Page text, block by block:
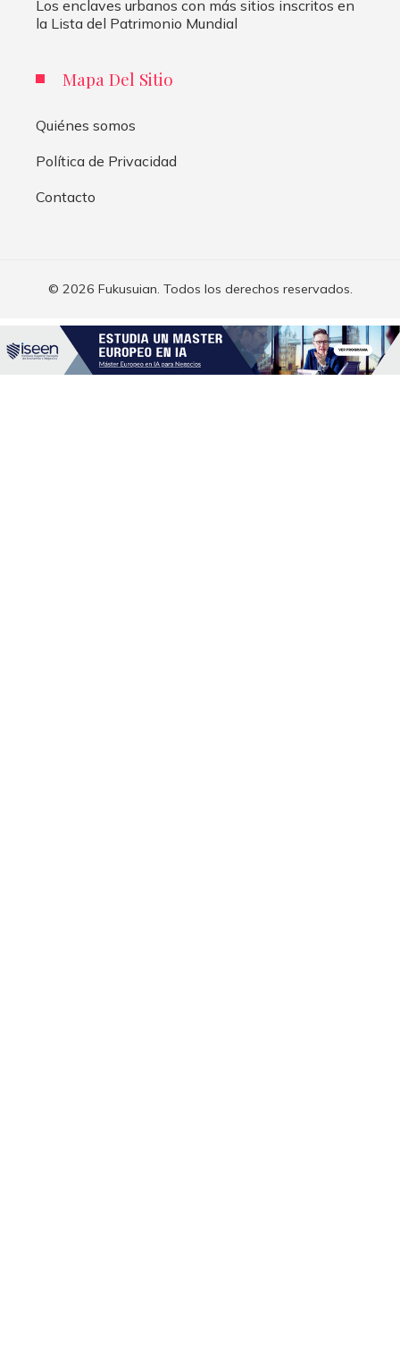
Los enclaves urbanos con más sitios inscritos en
la Lista del Patrimonio Mundial
Mapa Del Sitio
Quiénes somos
Política de Privacidad
Contacto
© 2026 Fukusuian. Todos los derechos reservados.